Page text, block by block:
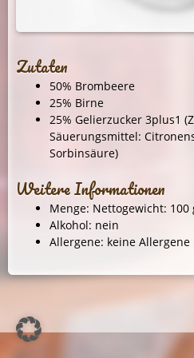
Zutaten
50% Brombeere
25% Birne
25% Gelierzucker 3plus1
Säuerungsmittel:
Sorbinsäure)
Weitere Informationen
Menge: Nettogewicht: 100
Alkohol: nein
Allergene: keine Allergene